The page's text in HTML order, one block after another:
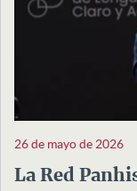
26 de mayo de 2026
La Red